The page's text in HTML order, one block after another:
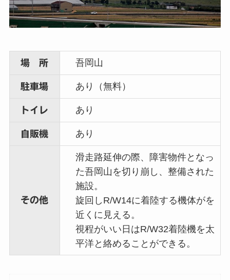
場 所 吾岡山
駐車場 あり（無料）
トイレ あり
自販機 あり
その他
滑走路延伸の際、障害物件となっ
た吾岡山を切り崩し、整備された
施設。
旋回しR/W14に着陸する機体がを
近くに見える。
視程がいい日はR/W32着陸機を太
平洋と絡めることができる。